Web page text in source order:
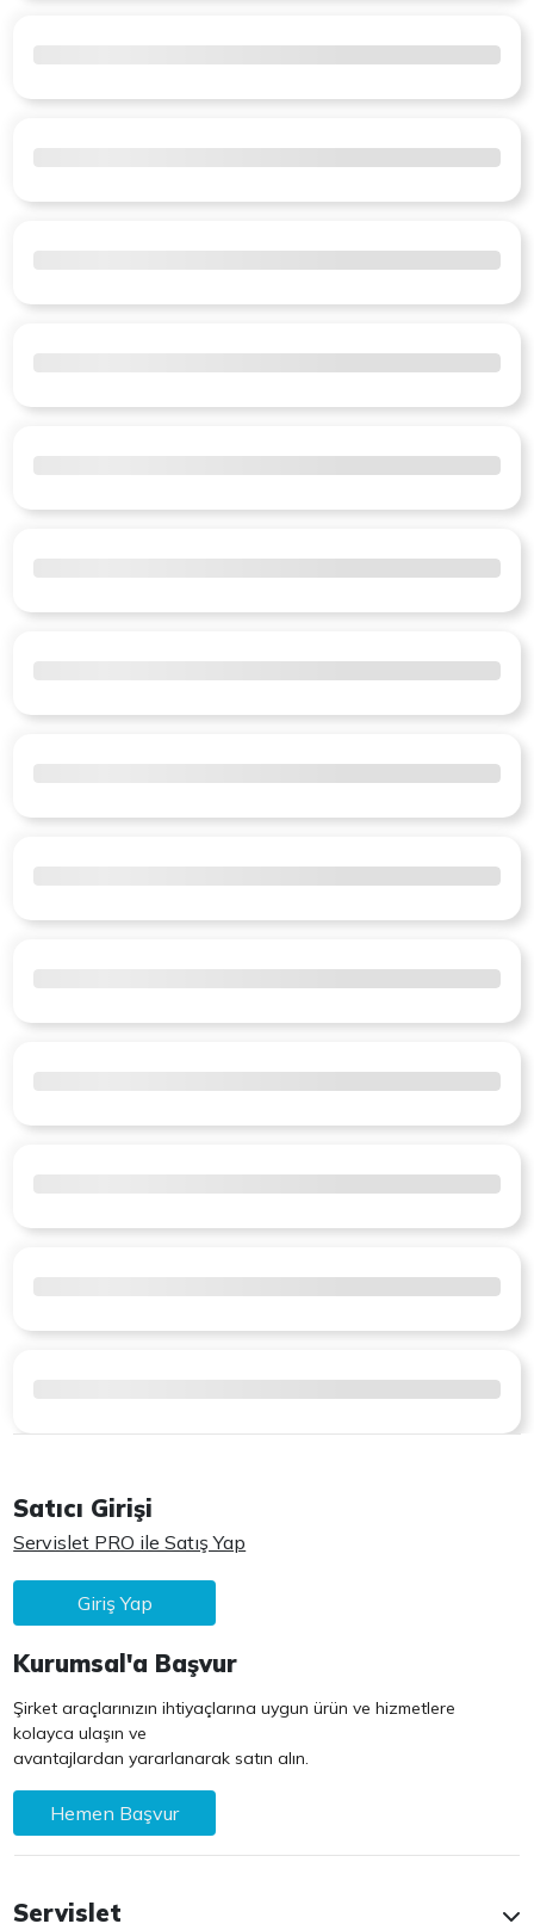
Satıcı Girişi
Servislet PRO ile Satış Yap
Giriş Yap
Kurumsal'a Başvur
Şirket araçlarınızın ihtiyaçlarına uygun ürün ve hizmetlere
kolayca ulaşın ve
avantajlardan yararlanarak satın alın.
Hemen Başvur
Servislet